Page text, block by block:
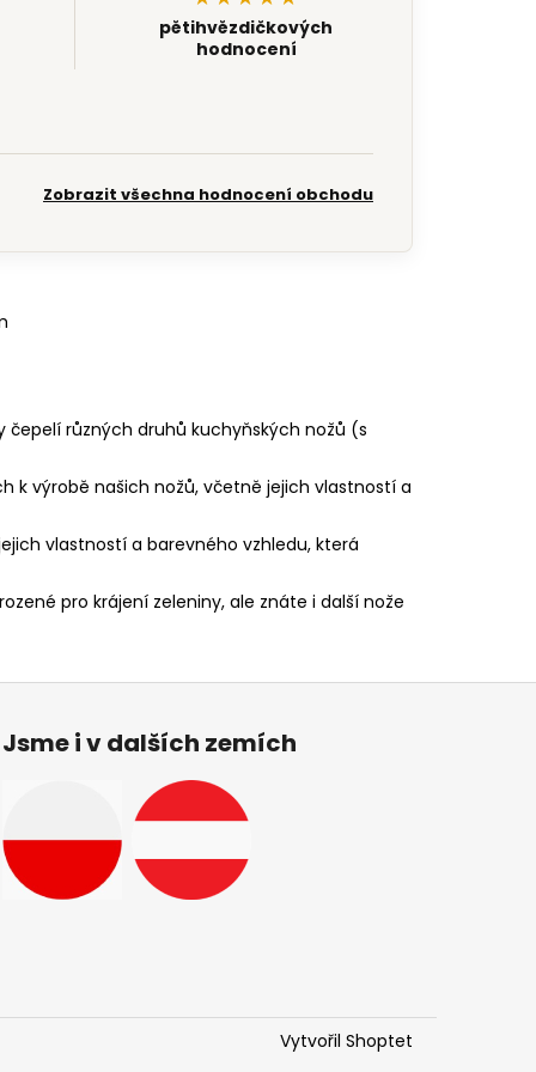
pětihvězdičkových
hodnocení
Zobrazit všechna hodnocení obchodu
čepelí různých druhů kuchyňských nožů (s
k výrobě našich nožů, včetně jejich vlastností a
vlastností a barevného vzhledu, která
pro krájení zeleniny, ale znáte i další nože
Jsme i v dalších zemích
Vytvořil Shoptet